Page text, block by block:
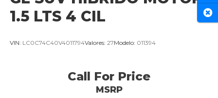
1.5 LTS 4 CIL
VIN: LC0C74C40V4011794Valores: 27Modelo: 011394
Call For Price
MSRP